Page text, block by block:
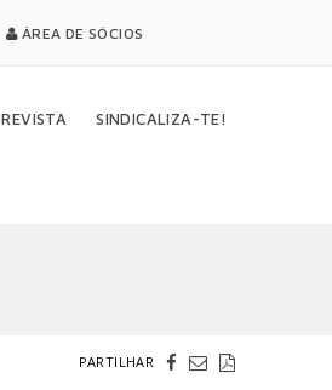
ÁREA DE SÓCIOS
REVISTA SINDICALIZA-TE!
PARTILHAR